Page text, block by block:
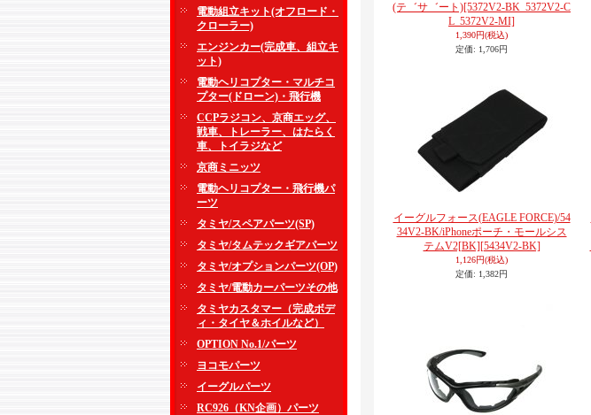
電動組立キット(オフロード・
クローラー)
エンジンカー(完成車、組立キ
ット)
電動ヘリコプター・マルチコ
プター(ドローン)・飛行機
CCPラジコン、京商エッグ、
戦車、トレーラー、はたらく
車、トイラジなど
京商ミニッツ
電動ヘリコプター・飛行機パ
ーツ
タミヤ/スペアパーツ(SP)
タミヤ/タムテックギアパーツ
タミヤ/オプションパーツ(OP)
タミヤ/電動カーパーツその他
タミヤカスタマー（完成ボデ
ィ・タイヤ＆ホイルなど）
OPTION No.1/パーツ
ヨコモパーツ
イーグルパーツ
RC926（KN企画）パーツ
(テ゛サ゛ート)[5372V2-BK_5372V2-C
L_5372V2-MI]
1,390円(税込)
定価: 1,706円
イーグルフォース(EAGLE FORCE)/54
34V2-BK/iPhoneポーチ・モールシス
テムV2[BK][5434V2-BK]
1,126円(税込)
定価: 1,382円